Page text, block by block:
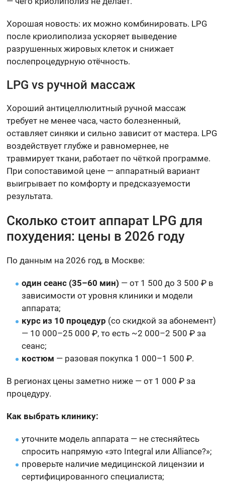
Хорошая новость: их можно комбинировать. LPG
после криолиполиза ускоряет выведение
разрушенных жировых клеток и снижает
послепроцедурную отёчность.
LPG vs ручной массаж
Хороший антицеллюлитный ручной массаж
требует не менее часа, часто болезненный,
оставляет синяки и сильно зависит от мастера. LPG
воздействует глубже и равномернее, не
травмирует ткани, работает по чёткой программе.
При сопоставимой цене — аппаратный вариант
выигрывает по комфорту и предсказуемости
результата.
Сколько стоит аппарат LPG для
похудения: цены в 2026 году
По данным на 2026 год, в Москве:
один сеанс (35–60 мин) — от 1 500 до 3 500 ₽ в
зависимости от уровня клиники и модели
аппарата;
курс из 10 процедур (со скидкой за абонемент)
— 10 000–25 000 ₽, то есть ~2 000–2 500 ₽ за
сеанс;
костюм — разовая покупка 1 000–1 500 ₽.
В регионах цены заметно ниже — от 1 000 ₽ за
процедуру.
Как выбрать клинику:
уточните модель аппарата — не стесняйтесь
спросить напрямую «это Integral или Alliance?»;
проверьте наличие медицинской лицензии и
сертифицированного специалиста;